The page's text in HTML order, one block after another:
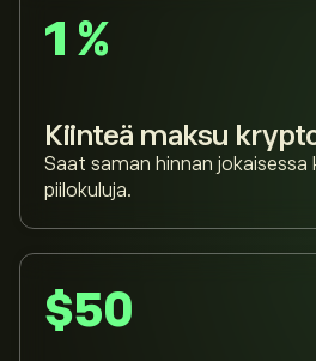
1 %
Kiinteä maksu
Saat saman hinnan jokaisessa
piilokuluja.
$50